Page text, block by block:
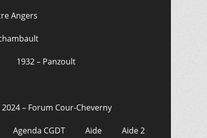
Angers
1932 – Panzoult
– Forum Cour-Cheverny
Agenda CGDT Aide Aide 2